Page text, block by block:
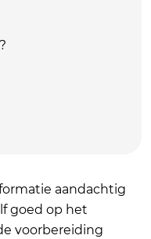
aandachtig
goed op het
voorbereiding